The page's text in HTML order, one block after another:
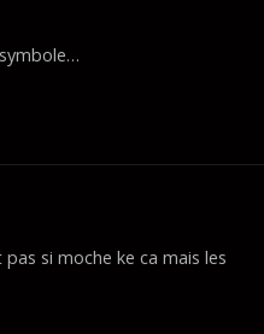
si moche ke ca mais les